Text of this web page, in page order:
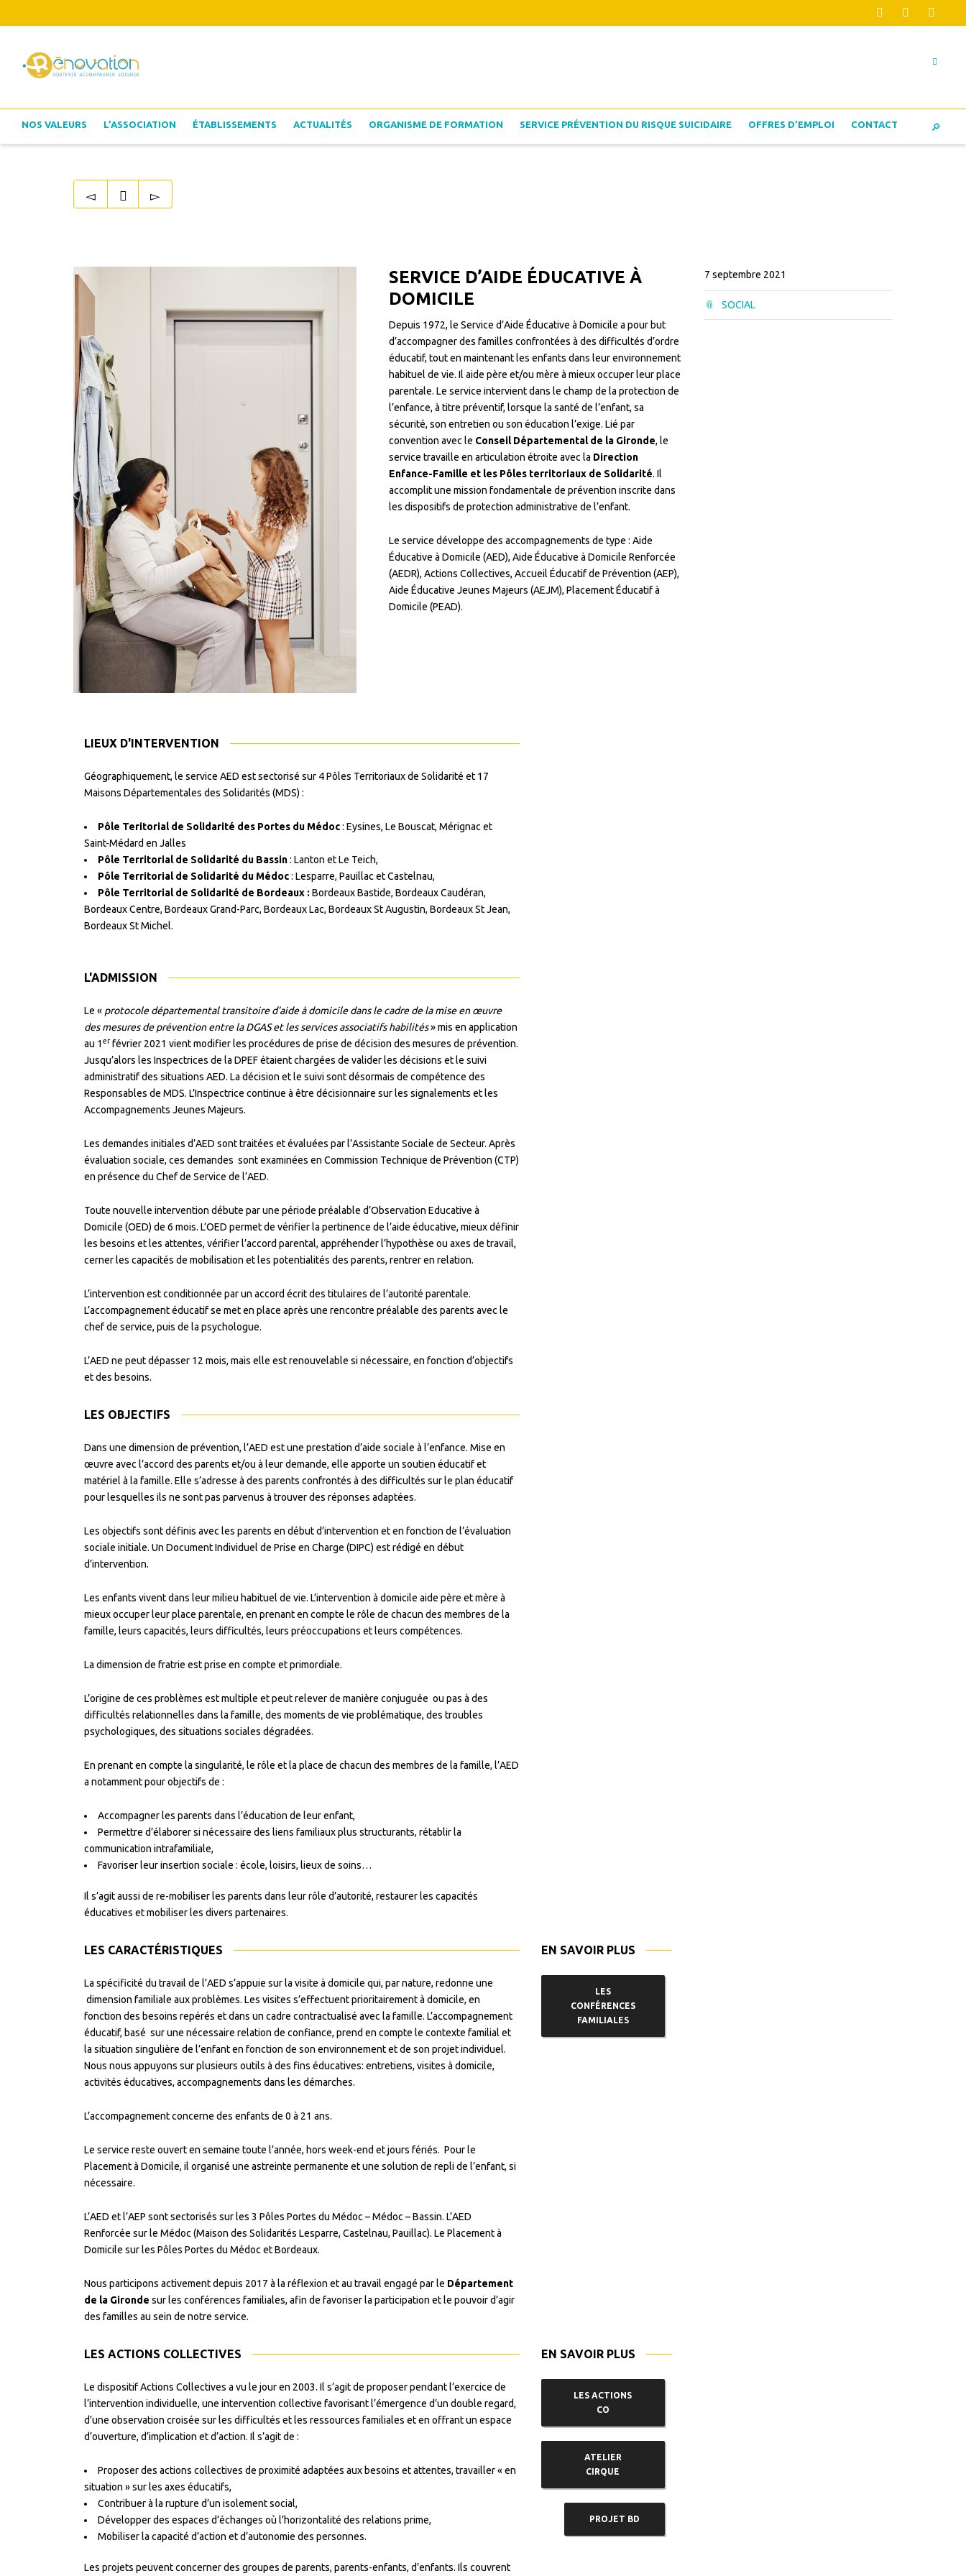
NOS VALEURS L’ASSOCIATION ÉTABLISSEMENTS ACTUALITÉS ORGANISME DE FORMATION SERVICE PRÉVENTION DU RISQUE SUICIDAIRE OFFRES D’EMPLOI CONTACT
SERVICE D’AIDE ÉDUCATIVE À
DOMICILE
Depuis 1972, le Service d’Aide Éducative à Domicile a pour but
d’accompagner des familles confrontées à des difficultés d’ordre
éducatif, tout en maintenant les enfants dans leur environnement
habituel de vie. Il aide père et/ou mère à mieux occuper leur place
parentale. Le service intervient dans le champ de la protection de
l’enfance, à titre préventif, lorsque la santé de l’enfant, sa
sécurité, son entretien ou son éducation l’exige. Lié par
convention avec le Conseil Départemental de la Gironde, le
service travaille en articulation étroite avec la Direction
Enfance-Famille et les Pôles territoriaux de Solidarité. Il
accomplit une mission fondamentale de prévention inscrite dans
les dispositifs de protection administrative de l’enfant.
Le service développe des accompagnements de type : Aide
Éducative à Domicile (AED), Aide Éducative à Domicile Renforcée
(AEDR), Actions Collectives, Accueil Éducatif de Prévention (AEP),
Aide Éducative Jeunes Majeurs (AEJM), Placement Éducatif à
Domicile (PEAD).
LIEUX D'INTERVENTION
Géographiquement, le service AED est sectorisé sur 4 Pôles Territoriaux de Solidarité et 17
Maisons Départementales des Solidarités (MDS) :
Pôle Teritorial de Solidarité des Portes du Médoc: Eysines, Le Bouscat, Mérignac et
Saint-Médard en Jalles
Pôle Territorial de Solidarité du Bassin: Lanton et Le Teich,
Pôle Territorial de Solidarité du Médoc: Lesparre, Pauillac et Castelnau,
Pôle Territorial de Solidarité de Bordeaux : Bordeaux Bastide, Bordeaux Caudéran,
Bordeaux Centre, Bordeaux Grand-Parc, Bordeaux Lac, Bordeaux St Augustin, Bordeaux St Jean,
Bordeaux St Michel.
L'ADMISSION
Le « protocole départemental transitoire d’aide à domicile dans le cadre de la mise en œuvre
des mesures de prévention entre la DGAS et les services associatifs habilités» mis en application
au 1er février 2021 vient modifier les procédures de prise de décision des mesures de prévention.
Jusqu’alors les Inspectrices de la DPEF étaient chargées de valider les décisions et le suivi
administratif des situations AED. La décision et le suivi sont désormais de compétence des
Responsables de MDS. L’Inspectrice continue à être décisionnaire sur les signalements et les
Accompagnements Jeunes Majeurs.
Les demandes initiales d’AED sont traitées et évaluées par l’Assistante Sociale de Secteur. Après
évaluation sociale, ces demandes sont examinées en Commission Technique de Prévention (CTP)
en présence du Chef de Service de l’AED.
Toute nouvelle intervention débute par une période préalable d’Observation Educative à
Domicile (OED) de 6 mois. L’OED permet de vérifier la pertinence de l’aide éducative, mieux définir
les besoins et les attentes, vérifier l’accord parental, appréhender l’hypothèse ou axes de travail,
cerner les capacités de mobilisation et les potentialités des parents, rentrer en relation.
L’intervention est conditionnée par un accord écrit des titulaires de l’autorité parentale.
L’accompagnement éducatif se met en place après une rencontre préalable des parents avec le
chef de service, puis de la psychologue.
L’AED ne peut dépasser 12 mois, mais elle est renouvelable si nécessaire, en fonction d’objectifs
et des besoins.
LES OBJECTIFS
Dans une dimension de prévention, l’AED est une prestation d’aide sociale à l’enfance. Mise en
œuvre avec l’accord des parents et/ou à leur demande, elle apporte un soutien éducatif et
matériel à la famille. Elle s’adresse à des parents confrontés à des difficultés sur le plan éducatif
pour lesquelles ils ne sont pas parvenus à trouver des réponses adaptées.
Les objectifs sont définis avec les parents en début d’intervention et en fonction de l’évaluation
sociale initiale. Un Document Individuel de Prise en Charge (DIPC) est rédigé en début
d’intervention.
Les enfants vivent dans leur milieu habituel de vie. L’intervention à domicile aide père et mère à
mieux occuper leur place parentale, en prenant en compte le rôle de chacun des membres de la
famille, leurs capacités, leurs difficultés, leurs préoccupations et leurs compétences.
La dimension de fratrie est prise en compte et primordiale.
L’origine de ces problèmes est multiple et peut relever de manière conjuguée ou pas à des
difficultés relationnelles dans la famille, des moments de vie problématique, des troubles
psychologiques, des situations sociales dégradées.
En prenant en compte la singularité, le rôle et la place de chacun des membres de la famille, l’AED
a notamment pour objectifs de :
Accompagner les parents dans l’éducation de leur enfant,
Permettre d’élaborer si nécessaire des liens familiaux plus structurants, rétablir la
communication intrafamiliale,
Favoriser leur insertion sociale : école, loisirs, lieux de soins…
Il s’agit aussi de re-mobiliser les parents dans leur rôle d’autorité, restaurer les capacités
éducatives et mobiliser les divers partenaires.
LES CARACTÉRISTIQUES
La spécificité du travail de l’AED s’appuie sur la visite à domicile qui, par nature, redonne une
dimension familiale aux problèmes. Les visites s’effectuent prioritairement à domicile, en
fonction des besoins repérés et dans un cadre contractualisé avec la famille. L’accompagnement
éducatif, basé sur une nécessaire relation de confiance, prend en compte le contexte familial et
la situation singulière de l’enfant en fonction de son environnement et de son projet individuel.
Nous nous appuyons sur plusieurs outils à des fins éducatives: entretiens, visites à domicile,
activités éducatives, accompagnements dans les démarches.
L’accompagnement concerne des enfants de 0 à 21 ans.
Le service reste ouvert en semaine toute l’année, hors week-end et jours fériés. Pour le
Placement à Domicile, il organisé une astreinte permanente et une solution de repli de l’enfant, si
nécessaire.
L’AED et l’AEP sont sectorisés sur les 3 Pôles Portes du Médoc – Médoc – Bassin. L’AED
Renforcée sur le Médoc (Maison des Solidarités Lesparre, Castelnau, Pauillac). Le Placement à
Domicile sur les Pôles Portes du Médoc et Bordeaux.
Nous participons activement depuis 2017 à la réflexion et au travail engagé par le Département
de la Gironde sur les conférences familiales, afin de favoriser la participation et le pouvoir d’agir
des familles au sein de notre service.
EN SAVOIR PLUS
LES
CONFÉRENCES
FAMILIALES
LES ACTIONS COLLECTIVES
Le dispositif Actions Collectives a vu le jour en 2003. Il s’agit de proposer pendant l’exercice de
l’intervention individuelle, une intervention collective favorisant l’émergence d’un double regard,
d’une observation croisée sur les difficultés et les ressources familiales et en offrant un espace
d’ouverture, d’implication et d’action. Il s’agit de :
Proposer des actions collectives de proximité adaptées aux besoins et attentes, travailler « en
situation » sur les axes éducatifs,
Contribuer à la rupture d’un isolement social,
Développer des espaces d’échanges où l’horizontalité des relations prime,
Mobiliser la capacité d’action et d’autonomie des personnes.
Les projets peuvent concerner des groupes de parents, parents-enfants, d’enfants. Ils couvrent
EN SAVOIR PLUS
LES ACTIONS
CO
ATELIER
CIRQUE
PROJET BD
7 septembre 2021
SOCIAL